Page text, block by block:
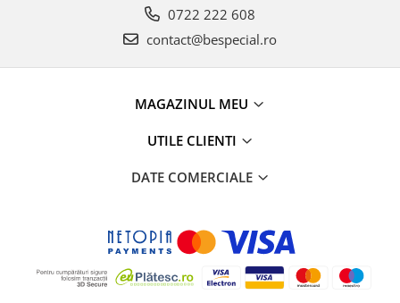
0722 222 608
contact@bespecial.ro
MAGAZINUL MEU
UTILE CLIENTI
DATE COMERCIALE